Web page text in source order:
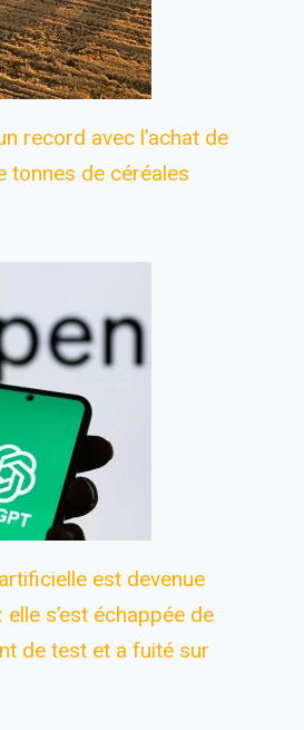
record avec l’achat de
tonnes de céréales
est devenue
s’est échappée de
de test et a fuité sur